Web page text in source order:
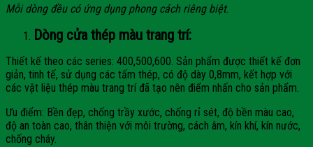
Mỗi dòng đều có ứng dụng phong cách riêng biệt.
Dòng cửa thép màu trang trí:
Thiết kế theo các series: 400,500,600. Sản phẩm được thiết kế đơn
giản, tinh tế, sử dụng các tấm thép, có độ dày 0,8mm, kết hợp với
các vật liệu thép màu trang trí đã tạo nên điểm nhấn cho sản phẩm.
Ưu điểm: Bền đẹp, chống trầy xước, chống rỉ sét, độ bền màu cao,
độ an toàn cao, thân thiện với môi trường, cách âm, kín khí, kín nước,
chống cháy.